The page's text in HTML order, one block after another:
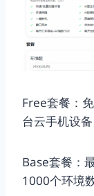
Free套餐：
台云手机设备
Base套餐：
1000个环境